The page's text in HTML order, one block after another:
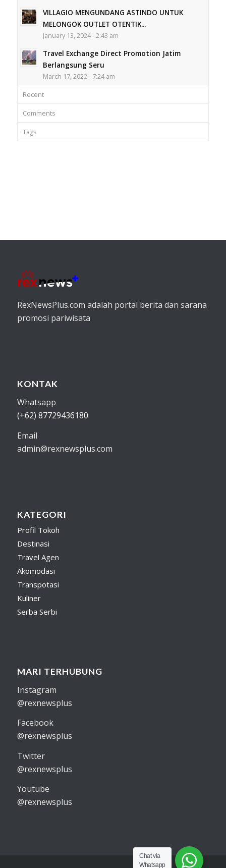
VILLAGIO MENGUNDANG ASTINDO UNTUK
MELONGOK OUTLET OTENTIK...
January 13, 2024 - 2:43 am
Travel Exchange Direct Promotion Jatim
Berlangsung Seru
March 17, 2022 - 7:24 am
Recent
Comments
Tags
RexNewsPlus.com adalah portal berita dan sarana
promosi pariwisata
KONTAK
Whatsapp
(+62) 87729436180
Email
admin@rexnewsplus.com
KATEGORI
Profil Tokoh
Destinasi
Travel Agen
Akomodasi
Transpotasi
Kuliner
Serba Serbi
MARI TERHUBUNG
Instagram
@rexnewsplus
Facebook
@rexnewsplus
Twitter
@rexnewsplus
Youtube
@rexnewsplus
Chat via
Whatsapp